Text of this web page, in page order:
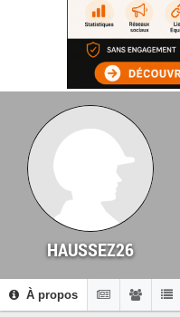
HAUSSEZ26
À propos